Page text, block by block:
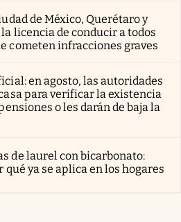
de México, Querétaro y
licencia de conducir a todos
cometen infracciones graves
en agosto, las autoridades
para verificar la existencia
o les darán de baja la
de laurel con bicarbonato:
qué ya se aplica en los hogares